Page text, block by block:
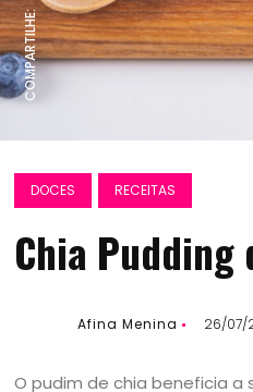
COMPARTILHE:
DOCES RECEITAS
Chia
Afina Menina 26/07/
O pudim de chia beneficia a